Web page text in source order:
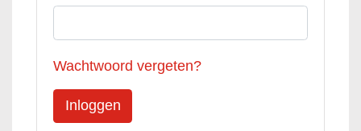
Wachtwoord vergeten?